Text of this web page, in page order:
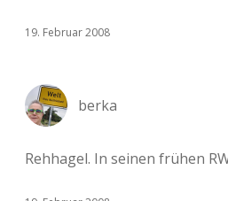
19. Februar 2008
berka
Rehhagel. In seinen frühen